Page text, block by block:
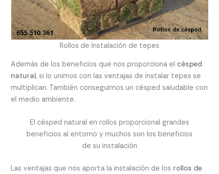
Rollos de Instalación de tepes
Además de los beneficios que nos proporciona el césped
natural, si lo unimos con las ventajas de instalar tepes se
multiplican. También conseguimos un césped saludable con
el medio ambiente.
El césped natural en rollos proporcional grandes
beneficios al entorno y muchos son los beneficios
de su instalación
Las ventajas que nos aporta la instalación de los rollos de